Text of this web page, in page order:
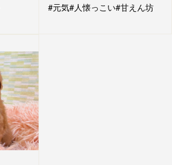
#元気#人懐っこい#甘えん坊